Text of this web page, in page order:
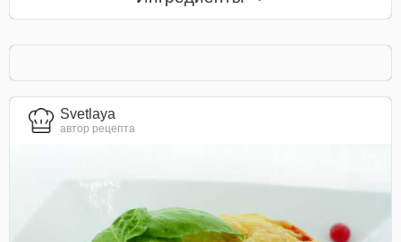
Svetlaya
автор рецепта